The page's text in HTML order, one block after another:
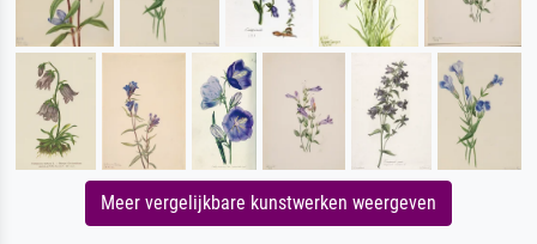
Meer vergelijkbare kunstwerken weergeven